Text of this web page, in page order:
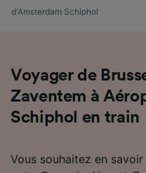
d'Amsterdam Schiphol
Voyager de
Zaventem à
Schiphol en train
Vous souhaitez en